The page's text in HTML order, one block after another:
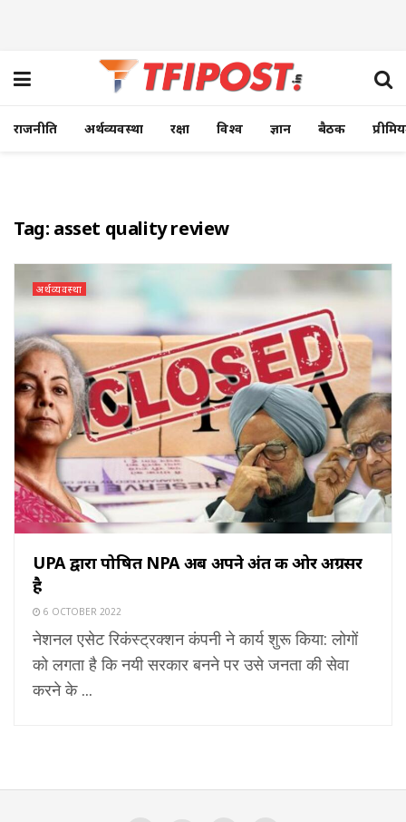
राजनीति अर्थव्यवस्था रक्षा विश्व ज्ञान बैठक
Tag: asset quality review
अर्थव्यवस्था
UPA द्वारा पोषित NPA अब अपने अंत की ओर अग्रसर
है
6 OCTOBER 2022
नेशनल एसेट रिकंस्ट्रक्शन कंपनी ने कार्य शुरू किया: लोगों
को लगता है कि नयी सरकार बनने पर उसे जनता की सेवा
करने के ...